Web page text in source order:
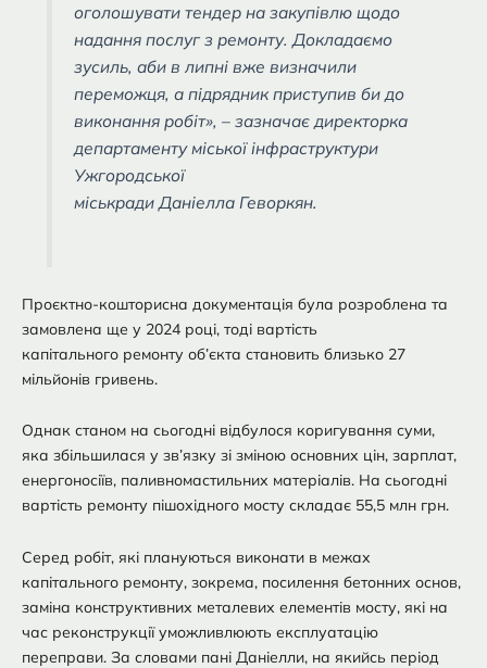
оголошувати тендер на закупівлю щодо
надання послуг з ремонту. Докладаємо
зусиль, аби в липні вже визначили
переможця, а підрядник приступив би до
виконання робіт», – зазначає директорка
департаменту міської інфраструктури
Ужгородської
міськради Даніелла Геворкян.
Проєктно-кошторисна документація була розроблена та
замовлена ще у 2024 році, тоді вартість
капітального ремонту об’єкта становить близько 27
мільйонів гривень.
Однак станом на сьогодні відбулося коригування суми,
яка збільшилася у зв’язку зі зміною основних цін, зарплат,
енергоносіїв, паливномастильних матеріалів. На сьогодні
вартість ремонту пішохідного мосту складає 55,5 млн грн.
Серед робіт, які плануються виконати в межах
капітального ремонту, зокрема, посилення бетонних основ,
заміна конструктивних металевих елементів мосту, які на
час реконструкції уможливлюють експлуатацію
переправи. За словами пані Даніелли, на якийсь період